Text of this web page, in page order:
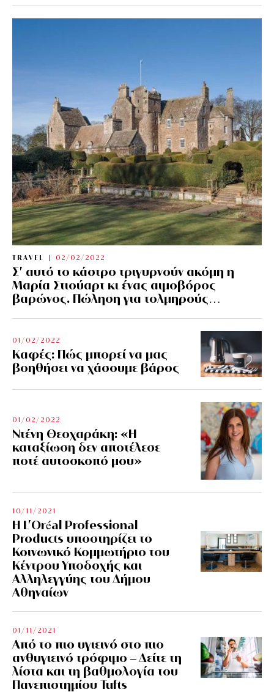
TRAVEL 02/02/2022
Σ’ αυτό το κάστρο τριγυρνούν ακόμη η
Μαρία Στιούαρτ κι ένας αιμοβόρος
βαρώνος. Πώληση για τολμηρούς…
01/02/2022
Kαφές: Πώς μπορεί να μας
βοηθήσει να χάσουμε βάρος
01/02/2022
Ντένη Θεοχαράκη: «Η
καταξίωση δεν αποτέλεσε
ποτέ αυτοσκοπό μου»
10/11/2021
Η L’Οréal Professional
Products υποστηρίζει το
Κοινωνικό Κομμωτήριο του
Κέντρου Υποδοχής και
Αλληλεγγύης του Δήμου
Αθηναίων
01/11/2021
Από το πιο υγιεινό στο πιο
ανθυγιεινό τρόφιμο – Δείτε τη
λίστα και τη βαθμολογία του
Πανεπιστημίου Tufts